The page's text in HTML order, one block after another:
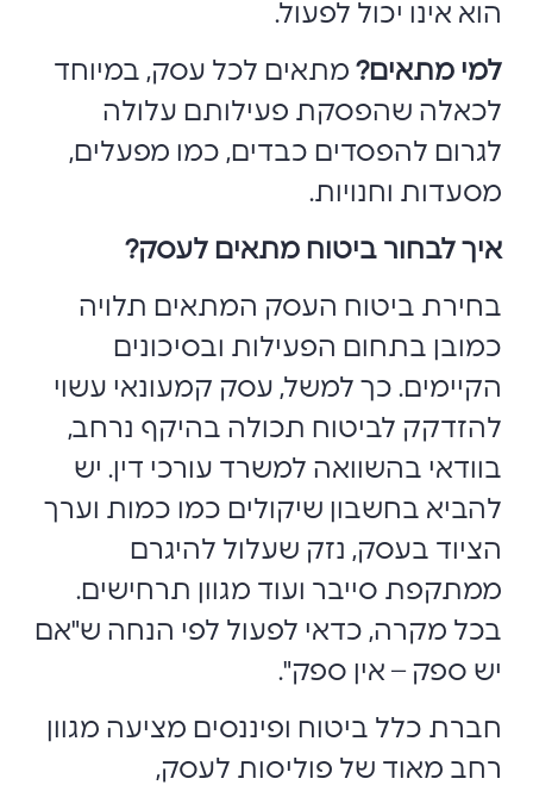
הוא אינו יכול לפעול.
למי מתאים? מתאים לכל עסק, במיוחד
לכאלה שהפסקת פעילותם עלולה
לגרום להפסדים כבדים, כמו מפעלים,
מסעדות וחנויות.
איך לבחור ביטוח מתאים לעסק?
בחירת ביטוח העסק המתאים תלויה
כמובן בתחום הפעילות ובסיכונים
הקיימים. כך למשל, עסק קמעונאי עשוי
להזדקק לביטוח תכולה בהיקף נרחב,
בוודאי בהשוואה למשרד עורכי דין. יש
להביא בחשבון שיקולים כמו כמות וערך
הציוד בעסק, נזק שעלול להיגרם
ממתקפת סייבר ועוד מגוון תרחישים.
בכל מקרה, כדאי לפעול לפי הנחה ש"אם
יש ספק – אין ספק".
חברת כלל ביטוח ופיננסים מציעה מגוון
רחב מאוד של פוליסות לעסק,